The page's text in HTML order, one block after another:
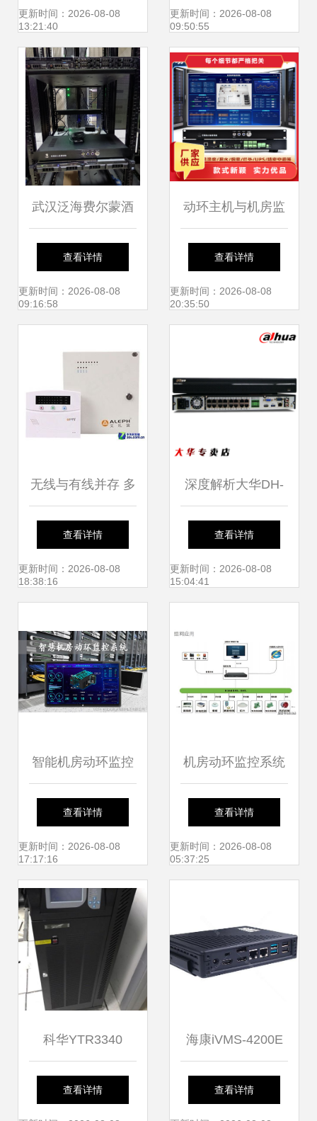
批发 监控监控主机
价格 找监控监控主
机产品上
更新时间：2026-08-08
13:21:40
更新时间：2026-08-08
09:50:55
武汉泛海费尔蒙酒
店机房监控与监控
主机应用研究
查看详情
更新时间：2026-08-08
09:16:58
动环主机与机房监
控主机 可零售可批
发的智能选择
查看详情
更新时间：2026-08-08
20:35:50
无线与有线并存 多
功能型分线报警主
机与监控主机的整
查看详情
更新时间：2026-08-08
18:38:16
深度解析大华DH-
NVR4216-16P 16
路POE供电高清网
重塑安全监控体验
查看详情
更新时间：2026-08-08
15:04:41
智能机房动环监控
方案 监控主机为核
心的新一代运维管
理
查看详情
更新时间：2026-08-08
17:17:16
机房动环监控系统
中数据监控报警主
机的选择指南
查看详情
更新时间：2026-08-08
05:37:25
科华YTR3340
UPS电源 守护监控
查看详情
海康iVMS-4200E
V2监控主机全解析
查看详情